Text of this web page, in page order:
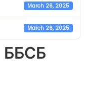
March 26, 2025
March 26, 2025
ББСБ